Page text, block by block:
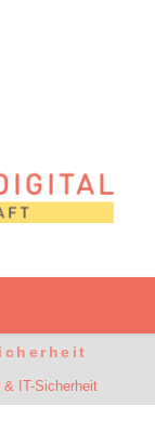
IT-Sicherheit